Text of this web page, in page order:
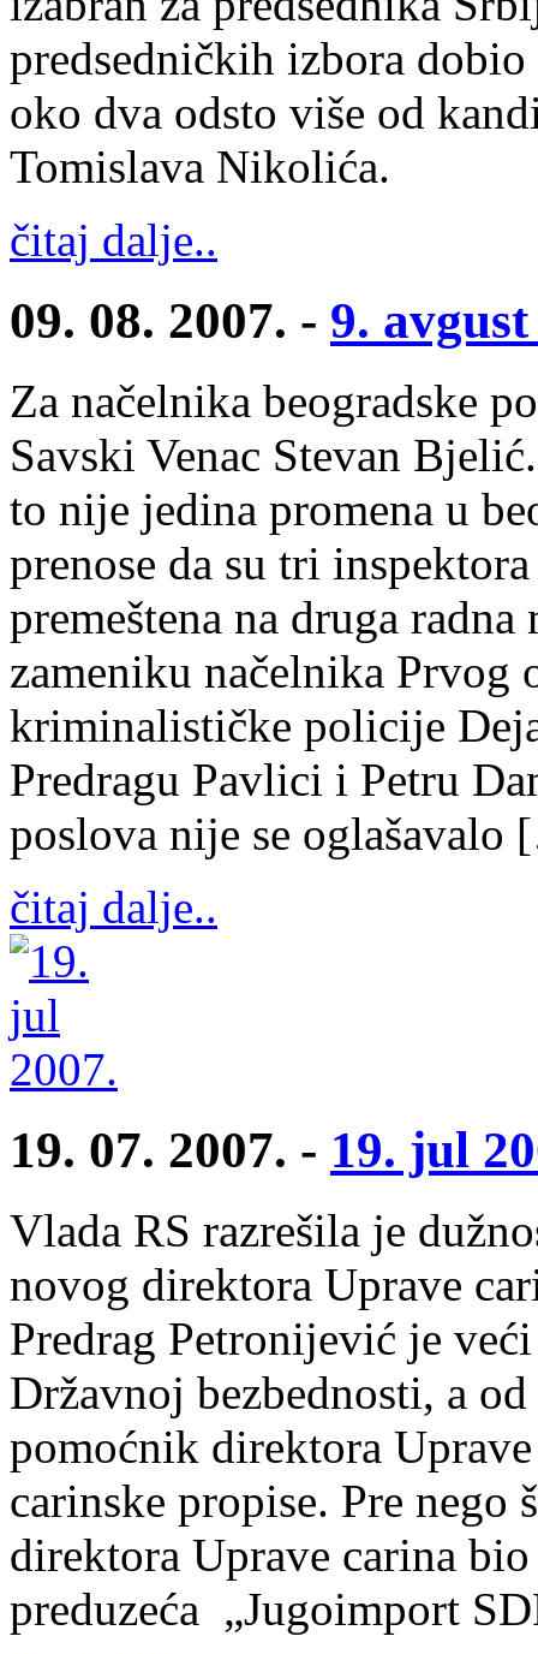
predsedničkih izbora
oko dva odsto više od
Tomislava Nikolića.
čitaj dalje..
09. 08. 2007. - 9.
Za načelnika beogradske
Savski Venac Stevan
to nije jedina promena u
prenose da su tri
premeštena na druga
zameniku načelnika Prvog
kriminalističke policije
Predragu Pavlici i Petru
poslova nije se
čitaj dalje..
19. 07. 2007. - 19. jul
Vlada RS razrešila je
novog direktora Uprave
Predrag Petronijević je
Državnoj bezbednosti, a
pomoćnik direktora
carinske propise. Pre nego
direktora Uprave carina
preduzeća „Jugoimport